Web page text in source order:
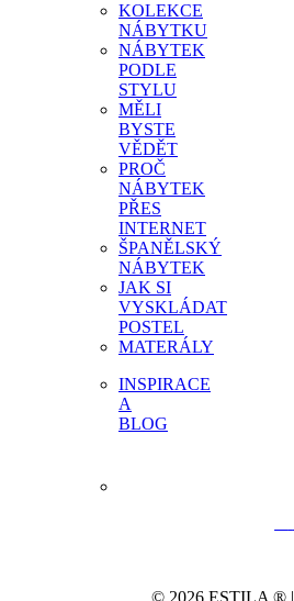
KOLEKCE
NÁBYTKU
NÁBYTEK
PODLE
STYLU
MĚLI
BYSTE
VĚDĚT
PROČ
NÁBYTEK
PŘES
INTERNET
ŠPANĚLSKÝ
NÁBYTEK
JAK SI
VYSKLÁDAT
POSTEL
MATERÁLY
INSPIRACE
A
BLOG
© 2026 ESTILA ® |